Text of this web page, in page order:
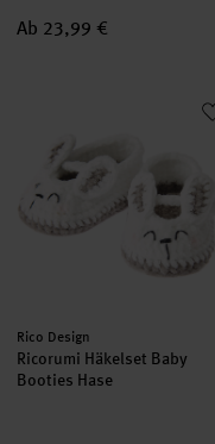
Ab 23,99 €
Ricorumi Häkelset Baby
Hersteller:
Rico Design
Ricorumi Häkelset Baby
Booties Hase